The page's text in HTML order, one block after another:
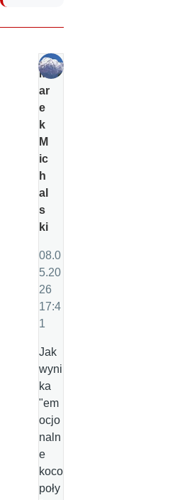
M
ar
e
k
M
ic
h
al
s
ki
08.0
5.20
26
17:4
1
Jak
wyni
ka
"em
ocjo
naln
e
koco
poły